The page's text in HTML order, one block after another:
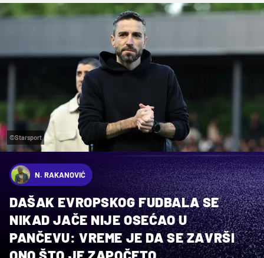
©Starsport
N. RAKANOVIĆ
DAŠAK EVROPSKOG FUDBALA SE
NIKAD JAČE NIJE OSEĆAO U
PANČEVU: VREME JE DA SE ZAVRŠI